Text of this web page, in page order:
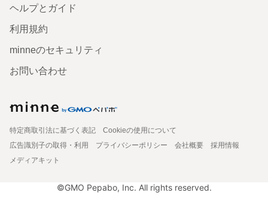
ヘルプとガイド
利用規約
minneのセキュリティ
お問い合わせ
特定商取引法に基づく表記
Cookieの使用について
広告識別子の取得・利用
プライバシーポリシー 会社概要
採用情報
メディアキット
©GMO Pepabo, Inc. All rights reserved.